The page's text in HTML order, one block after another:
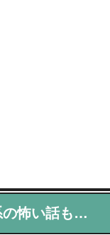
の怖い話も…